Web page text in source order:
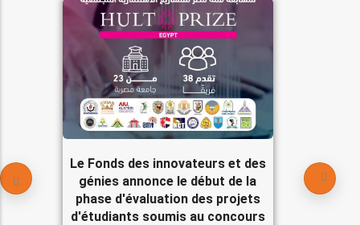
Le Fonds des innovateurs et des
génies annonce le début de la
phase d'évaluation des projets
d'étudiants soumis au concours